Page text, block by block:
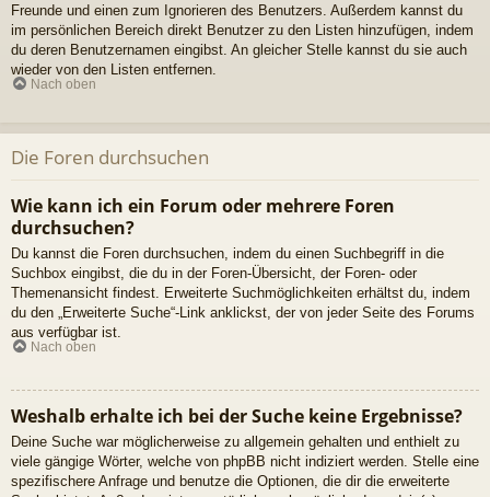
Freunde und einen zum Ignorieren des Benutzers. Außerdem kannst du
im persönlichen Bereich direkt Benutzer zu den Listen hinzufügen, indem
du deren Benutzernamen eingibst. An gleicher Stelle kannst du sie auch
wieder von den Listen entfernen.
Nach oben
Die Foren durchsuchen
Wie kann ich ein Forum oder mehrere Foren
durchsuchen?
Du kannst die Foren durchsuchen, indem du einen Suchbegriff in die
Suchbox eingibst, die du in der Foren-Übersicht, der Foren- oder
Themenansicht findest. Erweiterte Suchmöglichkeiten erhältst du, indem
du den „Erweiterte Suche“-Link anklickst, der von jeder Seite des Forums
aus verfügbar ist.
Nach oben
Weshalb erhalte ich bei der Suche keine Ergebnisse?
Deine Suche war möglicherweise zu allgemein gehalten und enthielt zu
viele gängige Wörter, welche von phpBB nicht indiziert werden. Stelle eine
spezifischere Anfrage und benutze die Optionen, die dir die erweiterte